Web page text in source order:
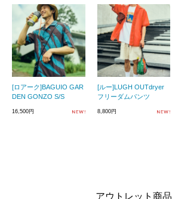
[ロアーク]BAGUIO GAR
DEN GONZO S/S
16,500円
[ルー]LUGH OUTdryer
フリーダムパンツ
8,800円
アウトレット商品